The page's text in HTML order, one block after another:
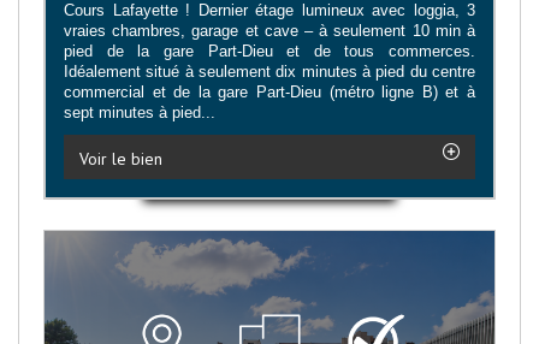
Cours Lafayette ! Dernier étage lumineux avec loggia, 3
vraies chambres, garage et cave – à seulement 10 min à
pied de la gare Part-Dieu et de tous commerces.
Idéalement situé à seulement dix minutes à pied du centre
commercial et de la gare Part-Dieu (métro ligne B) et à
sept minutes à pied...
Voir le bien